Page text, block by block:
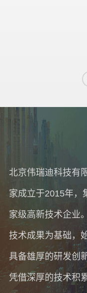
北京伟瑞迪科技有
家成立于2015年，
家级高新技术企业
技术成果为基础，
具备雄厚的研发创
凭借深厚的技术积